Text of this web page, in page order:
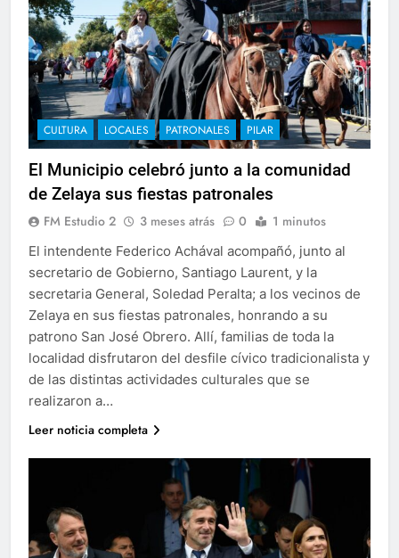
CULTURA LOCALES PATRONALES PILAR
El Municipio celebró junto a la comunidad
de Zelaya sus fiestas patronales
FM Estudio 2 3 meses atrás 0 1 minutos
El intendente Federico Achával acompañó, junto al
secretario de Gobierno, Santiago Laurent, y la
secretaria General, Soledad Peralta; a los vecinos de
Zelaya en sus fiestas patronales, honrando a su
patrono San José Obrero. Allí, familias de toda la
localidad disfrutaron del desfile cívico tradicionalista y
de las distintas actividades culturales que se
realizaron a…
Leer noticia completa